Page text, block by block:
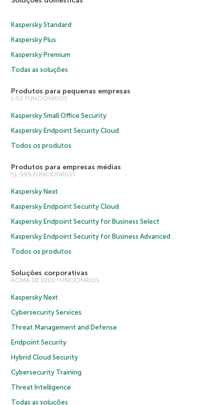
Kaspersky Standard
Kaspersky Plus
Kaspersky Premium
Todas as soluções
Produtos para pequenas empresas
1-50 FUNCIONRIOS
Kaspersky Small Office Security
Kaspersky Endpoint Security Cloud
Todos os produtos
Produtos para empresas médias
51-999 FUNCIONRIOS
Kaspersky Next
Kaspersky Endpoint Security Cloud
Kaspersky Endpoint Security for Business Select
Kaspersky Endpoint Security for Business Advanced
Todos os produtos
Soluções corporativas
ACIMA DE 1000 FUNCIONRIOS
Kaspersky Next
Cybersecurity Services
Threat Management and Defense
Endpoint Security
Hybrid Cloud Security
Cybersecurity Training
Threat Intelligence
Todas as soluções